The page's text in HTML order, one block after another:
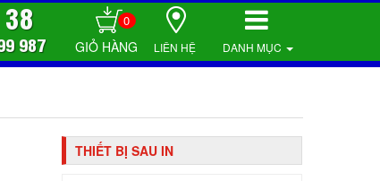
0
DANH MỤC
987 LIÊN HỆ
THIẾT BỊ SAU IN